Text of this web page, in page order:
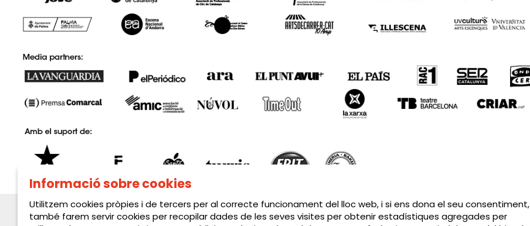
Sitemap | Avís Legal | Política de privacitat | Contactar
Informació sobre cookies
Utilitzem cookies pròpies i de tercers per al correcte funcionament del lloc web, i si ens dona el seu consentiment,
també farem servir cookies per recopilar dades de les seves visites per obtenir estadístiques agregades per